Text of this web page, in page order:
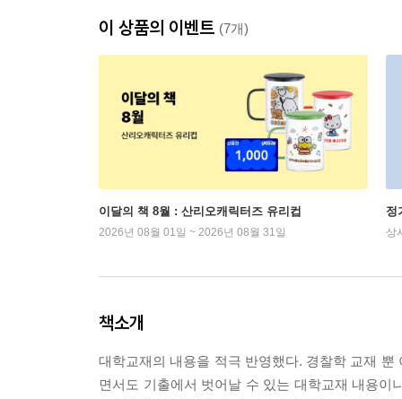
이 상품의 이벤트 (7개)
이달의 책 8월 : 산리오캐릭터즈 유리컵
2026년 08월 01일 ~ 2026년 08월 31일
정
상
책소개
대학교재의 내용을 적극 반영했다. 경찰학 교재
면서도 기출에서 벗어날 수 있는 대학교재 내용